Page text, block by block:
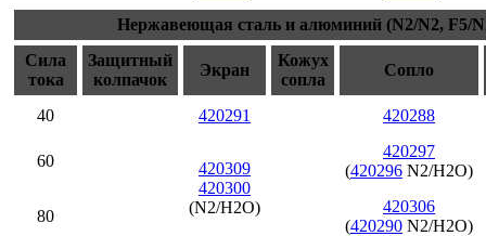
Нержавеющая сталь и алюминий (N2/N2, F5/
Сила
тока
Защитный
колпачок
Экран
Кожух
сопла
Сопло
40 420291 420288
60
420309
420300
(N2/H2O)
420297
(420296 N2/H2O)
80
420306
(420290 N2/H2O)